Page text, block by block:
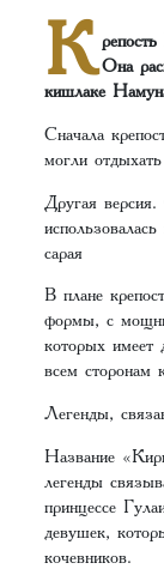
К Она
кишлаке
Сначала
могли
Другая
сарая
В плане
формы, с
которых
всем сторонам
Легенды,
Название
легенды
принцессе
девушек,
кочевников.